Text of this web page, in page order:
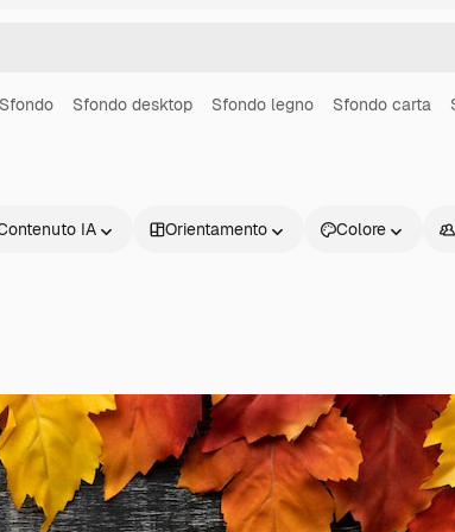
Sfondo Sfondo desktop Sfondo legno Sfondo carta
IA Orientamento Colore
Prodotti Inizia